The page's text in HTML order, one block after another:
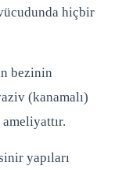
hiçbir
bezinin
(kanamalı)
yapıları